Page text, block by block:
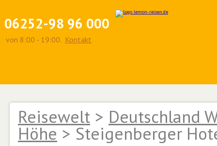
06252-98 96 000
von 8:00 - 19:00. Kontakt
Reisewelt > Deutschland
Höhe > Steigenberger